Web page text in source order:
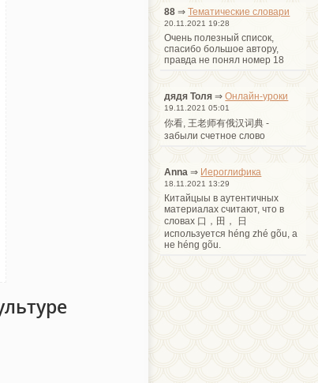
88 ⇒Тематические словари
20.11.2021 19:28
Очень полезный список,
спасибо большое автору,
правда не понял номер 18
дядя Толя ⇒Онлайн-уроки
19.11.2021 05:01
你看, 王老师有俄汉词典 -
забыли счетное слово
Anna ⇒ Иероглифика
18.11.2021 13:29
Китайцыы в аутентичных
материалах считают, что в
словах 口，田， 日
используется héng zhé gõu, а
не héng gõu.